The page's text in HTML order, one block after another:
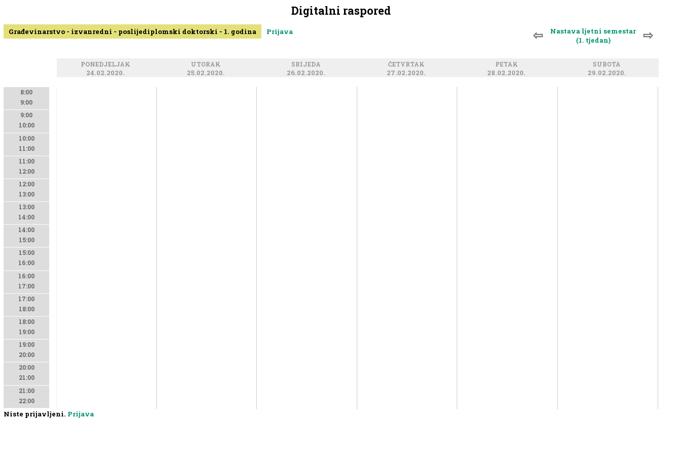
Digitalni raspored
⇦
Nastava ljetni semestar
(1. tjedan)
⇨
Građevinarstvo - izvanredni - poslijediplomski doktorski - 1. godina Prijava
PONEDJELJAK
24.02.2020.
UTORAK
25.02.2020.
SRIJEDA
26.02.2020.
ČETVRTAK
27.02.2020.
PETAK
28.02.2020.
SUBOTA
29.02.2020.
8:00
9:00
9:00
10:00
10:00
11:00
11:00
12:00
12:00
13:00
13:00
14:00
14:00
15:00
15:00
16:00
16:00
17:00
17:00
18:00
18:00
19:00
19:00
20:00
20:00
21:00
21:00
22:00
Niste prijavljeni. Prijava